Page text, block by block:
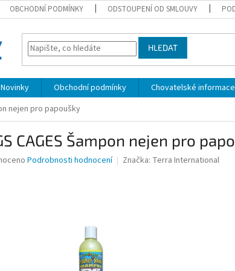
OBCHODNÍ PODMÍNKY ODSTOUPENÍ OD SMLOUVY
HLEDAT
Novinky Obchodní podmínky Chovatelské informace
nejen pro papoušky
CAGES Šampon nejen pro
Podrobnosti hodnocení Značka: Terra International